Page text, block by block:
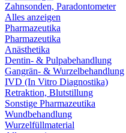
Zahnsonden, Paradontometer
Alles anzeigen
Pharmazeutika
Pharmazeutika
Anästhetika
Dentin- & Pulpabehandlung
Gangrän- & Wurzelbehandlung
IVD (In Vitro Diagnostika)
Retraktion, Blutstillung
Sonstige Pharmazeutika
Wundbehandlung
Wurzelfüllmaterial